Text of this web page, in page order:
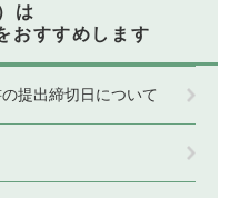
は
おすすめします
提出締切日について